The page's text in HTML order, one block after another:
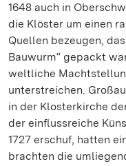
1648 auch in
die Klöster um einen
Quellen bezeugen,
Bauwurm“ gepackt
weltliche
unterstreichen.
in der Klosterkirche
der einflussreiche
1727 erschuf, hatten
brachten die